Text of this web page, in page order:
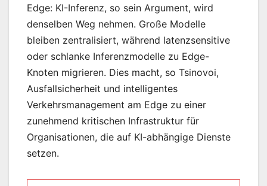
Edge: KI-Inferenz, so sein Argument, wird
denselben Weg nehmen. Große Modelle
bleiben zentralisiert, während latenzsensitive
oder schlanke Inferenzmodelle zu Edge-
Knoten migrieren. Dies macht, so Tsinovoi,
Ausfallsicherheit und intelligentes
Verkehrsmanagement am Edge zu einer
zunehmend kritischen Infrastruktur für
Organisationen, die auf KI-abhängige Dienste
setzen.